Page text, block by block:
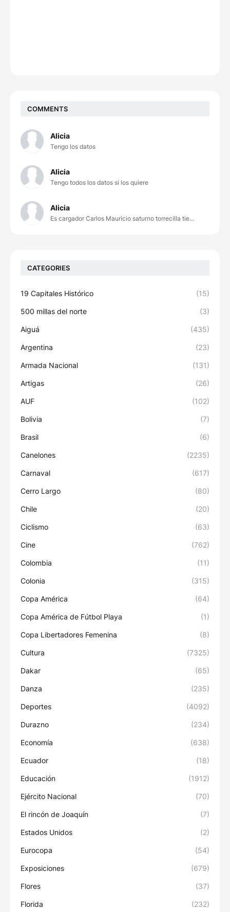
COMMENTS
Alicia
Tengo los datos
Alicia
Tengo todos los datos si los quiere
Alicia
Es cargador Carlos Mauricio saturno torrecilla tie...
CATEGORIES
19 Capitales Histórico (15)
500 millas del norte (3)
Aiguá (435)
Argentina (23)
Armada Nacional (131)
Artigas (26)
AUF (102)
Bolivia (7)
Brasil (6)
Canelones (2235)
Carnaval (617)
Cerro Largo (80)
Chile (20)
Ciclismo (63)
Cine (762)
Colombia (11)
Colonia (315)
Copa América (64)
Copa América de Fútbol Playa (1)
Copa Libertadores Femenina (8)
Cultura (7325)
Dakar (65)
Danza (235)
Deportes (4092)
Durazno (234)
Economía (638)
Ecuador (18)
Educación (1912)
Ejército Nacional (70)
El rincón de Joaquín (7)
Estados Unidos (2)
Eurocopa (54)
Exposiciones (679)
Flores (37)
Florida (232)